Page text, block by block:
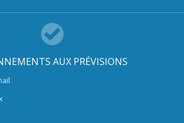
AUX PRÉVISIONS